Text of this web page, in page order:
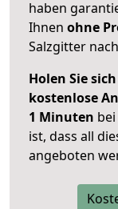
haben
Ihnen ohne
Salzgitter
Holen Sie
kostenlose
1 Minuten
ist, dass all
angeboten